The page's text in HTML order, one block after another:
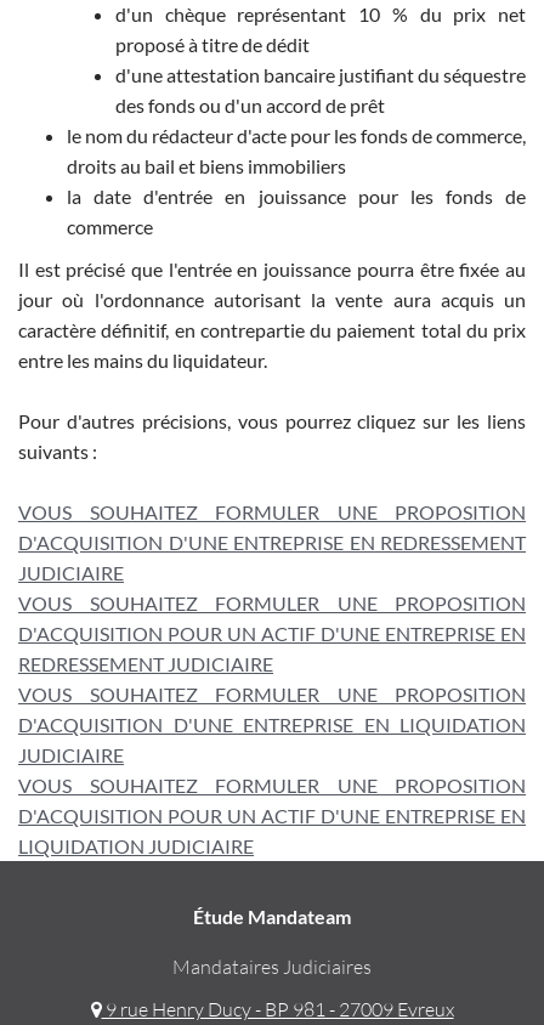
d'un chèque représentant 10 % du prix net
proposé à titre de dédit
d'une attestation bancaire justifiant du séquestre
des fonds ou d'un accord de prêt
le nom du rédacteur d'acte pour les fonds de commerce,
droits au bail et biens immobiliers
la date d'entrée en jouissance pour les fonds de
commerce
Il est précisé que l'entrée en jouissance pourra être fixée au
jour où l'ordonnance autorisant la vente aura acquis un
caractère définitif, en contrepartie du paiement total du prix
entre les mains du liquidateur.
Pour d'autres précisions, vous pourrez cliquez sur les liens
suivants :
VOUS SOUHAITEZ FORMULER UNE PROPOSITION
D'ACQUISITION D'UNE ENTREPRISE EN REDRESSEMENT
JUDICIAIRE
VOUS SOUHAITEZ FORMULER UNE PROPOSITION
D'ACQUISITION POUR UN ACTIF D'UNE ENTREPRISE EN
REDRESSEMENT JUDICIAIRE
VOUS SOUHAITEZ FORMULER UNE PROPOSITION
D'ACQUISITION D'UNE ENTREPRISE EN LIQUIDATION
JUDICIAIRE
VOUS SOUHAITEZ FORMULER UNE PROPOSITION
D'ACQUISITION POUR UN ACTIF D'UNE ENTREPRISE EN
LIQUIDATION JUDICIAIRE
Étude Mandateam
Mandataires Judiciaires
9 rue Henry Ducy - BP 981 - 27009 Evreux